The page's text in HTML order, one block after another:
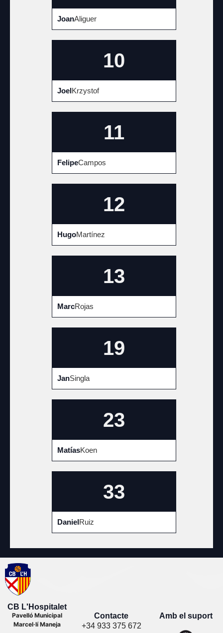
JoanAliguer
10
JoelKrzystof
11
FelipeCampos
12
HugoMartínez
13
MarcRojas
19
JanSingla
23
MatíasKoen
33
DanielRuiz
CB L'Hospitalet
Pavelló Municipal
Marcel·lí Maneja
Contacte
+34 933 375 672
Amb el suport